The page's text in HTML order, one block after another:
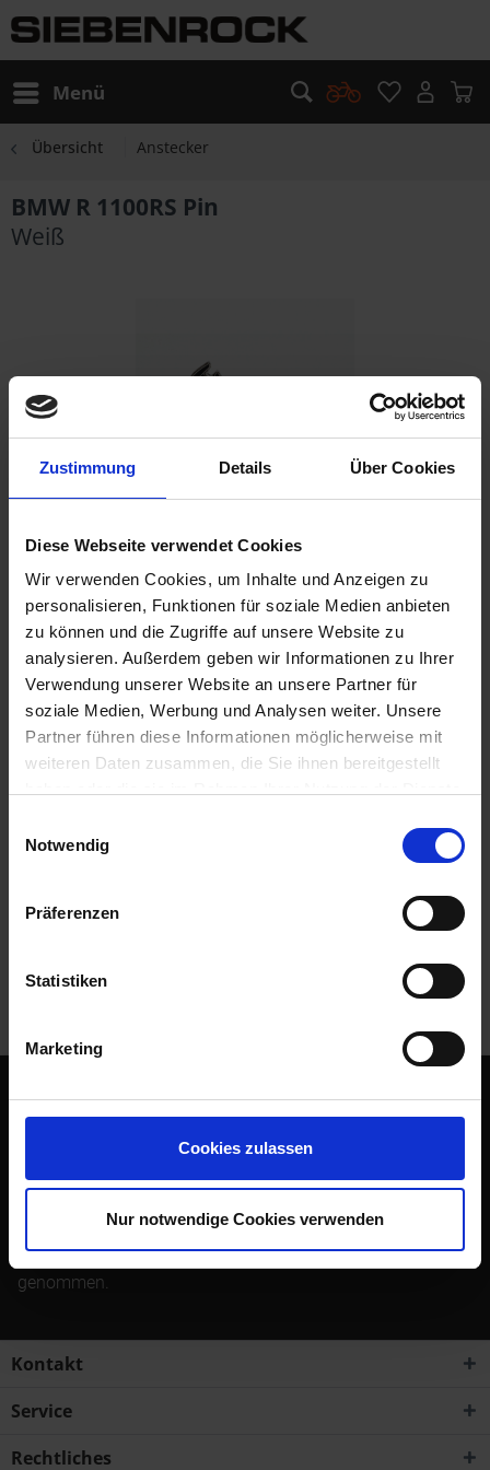
Zustimmung Details Über Cookies
Diese Webseite verwendet Cookies
Wir verwenden Cookies, um Inhalte und Anzeigen zu
personalisieren, Funktionen für soziale Medien anbieten
zu können und die Zugriffe auf unsere Website zu
analysieren. Außerdem geben wir Informationen zu Ihrer
Verwendung unserer Website an unsere Partner für
soziale Medien, Werbung und Analysen weiter. Unsere
Partner führen diese Informationen möglicherweise mit
weiteren Daten zusammen, die Sie ihnen bereitgestellt
Cookies, wenn Sie unsere Webseite weiterhin nutzen.
Notwendig
Präferenzen
Statistiken
Marketing
Cookies zulassen
Nur notwendige Cookies verwenden
Menü
Übersicht Anstecker
BMW R 1100RS Pin
Weiß
7,90 €
inkl. ges. USt.,zzgl. Versandkosten
Sofort versandfertig, Lieferzeit ca. 2-4 Werktage innerhalb
Deutschlands
In denWarenkorb
Merken Bewerten
Beschreibung
mehr
Bewertungen
Abonnieren Sie den kostenlosen Newsletter und verpassen
Sie keine Neuigkeit oder Aktion mehr von Siebenrock.
Newsletter abonnieren
Ich habe dieDatenschutzbestimmungenzur Kenntnis
genommen.
Kontakt
Service
Rechtliches